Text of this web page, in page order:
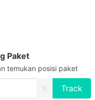
Paket
temukan posisi paket
X